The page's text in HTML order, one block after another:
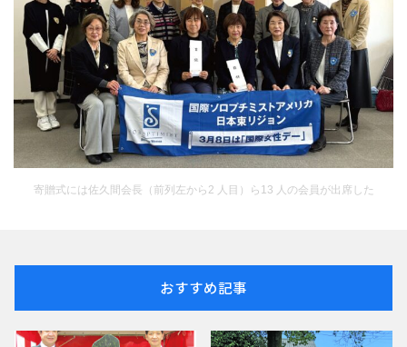
寄贈式には佐久間会長（前列左から2 人目）ら13 人の会員が出席した
おすすめ記事